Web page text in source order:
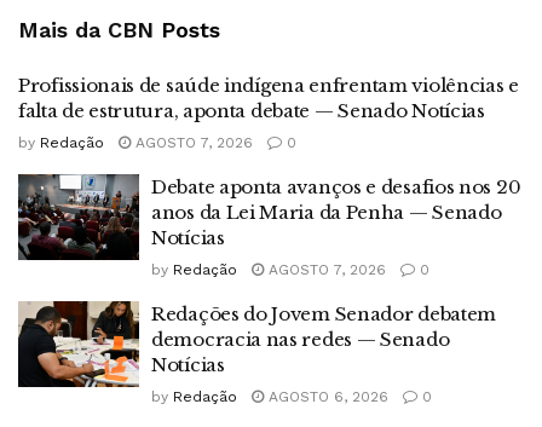
Mais da CBN Posts
Profissionais de saúde indígena enfrentam violências e
falta de estrutura, aponta debate — Senado Notícias
by Redação AGOSTO 7, 2026 0
Debate aponta avanços e desafios nos 20
anos da Lei Maria da Penha — Senado
Notícias
by Redação AGOSTO 7, 2026 0
Redações do Jovem Senador debatem
democracia nas redes — Senado
Notícias
by Redação AGOSTO 6, 2026 0